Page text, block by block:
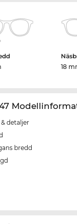
18
detaljer
bredd